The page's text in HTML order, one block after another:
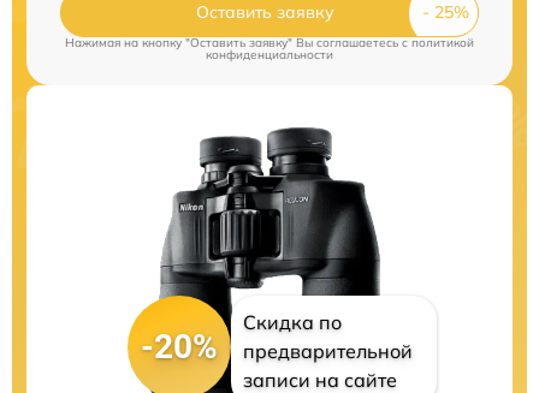
Оставить заявку
Нажимая на кнопку "Оставить заявку" Вы соглашаетесь cполитикой
конфиденциальности
-20%
Скидка по
предварительной
записи на сайте